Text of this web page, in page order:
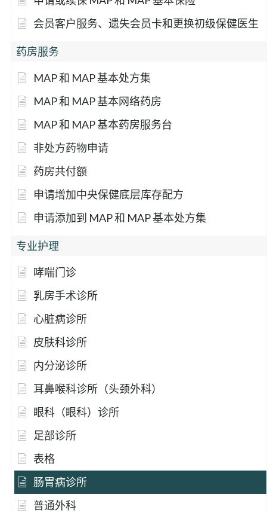
会员客户服务、遗失会员卡和更换初级保健医生
药房服务
MAP 和 MAP 基本处方集
MAP 和 MAP 基本网络药房
MAP 和 MAP 基本药房服务台
非处方药物申请
药房共付额
申请增加中央保健底层库存配方
申请添加到 MAP 和 MAP 基本处方集
专业护理
哮喘门诊
乳房手术诊所
心脏病诊所
皮肤科诊所
内分泌诊所
耳鼻喉科诊所（头颈外科）
眼科（眼科）诊所
足部诊所
表格
肠胃病诊所
普通外科